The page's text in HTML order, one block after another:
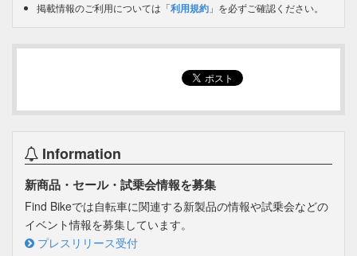
掲載情報のご利用については「利用規約 」を必ずご確認ください。
Information
新商品・セール・試乗会情報を募集
Find Bikeでは自転車に関連する新製品の情報や試乗会などの
イベント情報を募集しています。
プレスリリース受付